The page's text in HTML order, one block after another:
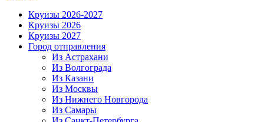
Круизы 2026-2027
Круизы 2026
Круизы 2027
Город отправления
Из Астрахани
Из Волгограда
Из Казани
Из Москвы
Из Нижнего Новгорода
Из Самары